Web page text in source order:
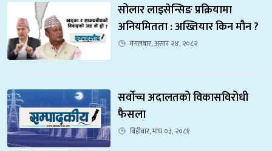
सोलार लाइसेन्सिङ प्रक्रियामा
अनियमितता : अख्तियार किन मौन ?
मंगलबार, असार २४, २०८२
सर्वाेच्च अदालतको विकासविरोधी
फैसला
बिहीबार, माघ ०३, २०८१